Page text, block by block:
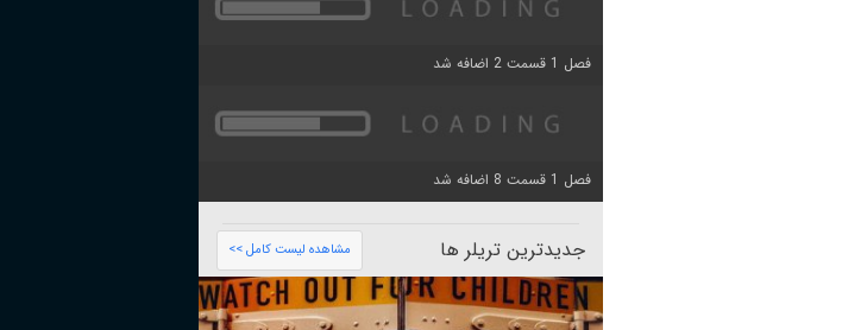
فصل 1 قسمت 2 اضافه شد
فصل 1 قسمت 8 اضافه شد
جدیدترین تریلر ها مشاهده لیست کامل >>